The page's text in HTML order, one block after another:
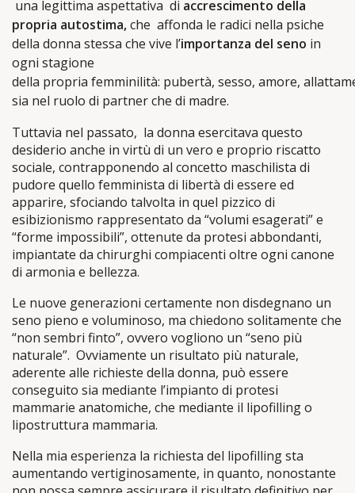
una legittima aspettativa di accrescimento della
propria autostima,che affonda le radici nella psiche
della donna stessa che vive l’importanza del seno in
ogni stagione
della propria femminilità: pubertà, sesso, amore,
sia nel ruolo di partner che di madre.
Tuttavia nel passato, la donna esercitava questo
desiderio anche in virtù di un vero e proprio riscatto
sociale, contrapponendo al concetto maschilista di
pudore quello femminista di libertà di essere ed
apparire, sfociando talvolta in quel pizzico di
esibizionismo rappresentato da “volumi esagerati” e
“forme impossibili”, ottenute da protesi abbondanti,
impiantate da chirurghi compiacenti oltre ogni canone
di armonia e bellezza.
Le nuove generazioni certamente non disdegnano un
seno pieno e voluminoso, ma chiedono solitamente che
“non sembri finto”, ovvero vogliono un “seno più
naturale”. Ovviamente un risultato più naturale,
aderente alle richieste della donna, può essere
conseguito sia mediante l’impianto di protesi
mammarie anatomiche, che mediante il lipofilling o
lipostruttura mammaria.
Nella mia esperienza la richiesta del lipofilling sta
aumentando vertiginosamente, in quanto, nonostante